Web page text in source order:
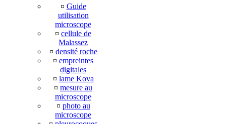
¤ Guide
utilisation
microscope
¤ cellule de
Malassez
¤ densité roche
¤ empreintes
digitales
¤ lame Kova
¤ mesure au
microscope
¤ photo au
microscope